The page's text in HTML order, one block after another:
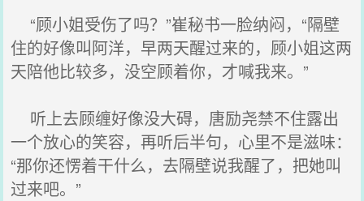
“顾小姐受伤了吗？”崔秘书一脸纳闷，“隔壁
住的好像叫阿洋，早两天醒过来的，顾小姐这两
天陪他比较多，没空顾着你，才喊我来。”
听上去顾缠好像没大碍，唐励尧禁不住露出
一个放心的笑容，再听后半句，心里不是滋味：
“那你还愣着干什么，去隔壁说我醒了，把她叫
过来吧。”